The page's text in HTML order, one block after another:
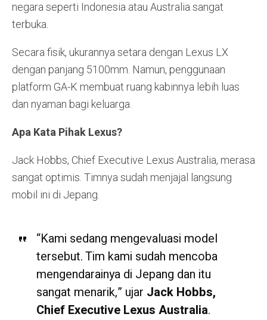
negara seperti Indonesia atau Australia sangat
terbuka.
Secara fisik, ukurannya setara dengan Lexus LX
dengan panjang 5100mm. Namun, penggunaan
platform GA-K membuat ruang kabinnya lebih luas
dan nyaman bagi keluarga.
Apa Kata Pihak Lexus?
Jack Hobbs, Chief Executive Lexus Australia, merasa
sangat optimis. Timnya sudah menjajal langsung
mobil ini di Jepang.
“Kami sedang mengevaluasi model
tersebut. Tim kami sudah mencoba
mengendarainya di Jepang dan itu
sangat menarik,” ujar Jack Hobbs,
Chief Executive Lexus Australia.